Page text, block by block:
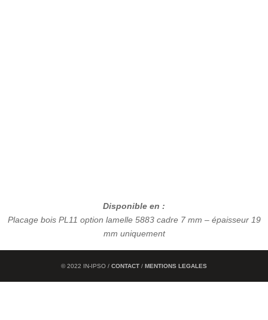
Disponible en :
Placage bois PL11 option lamelle 5883 cadre 7 mm – épaisseur 19
mm uniquement
© 2022 IN-IPSO / CONTACT / MENTIONS LEGALES